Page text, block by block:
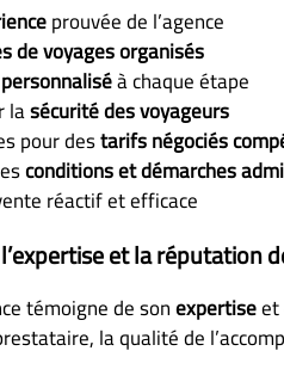
prouvée de l’agence
de voyages organisés
à chaque étape
lasécurité des voyageurs
pour destarifs négociés
conditions et démarches
réactif et efficace
et la réputation
témoigne de sonexpertise
la qualité de